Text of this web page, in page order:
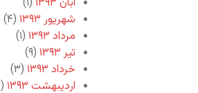
شهریور ۱۳۹۳
(۴)
مرداد ۱۳۹۳
(۱)
تیر ۱۳۹۳
(۹)
خرداد ۱۳۹۳
(۳)
اردیبهشت ۱۳۹۳
(۳)